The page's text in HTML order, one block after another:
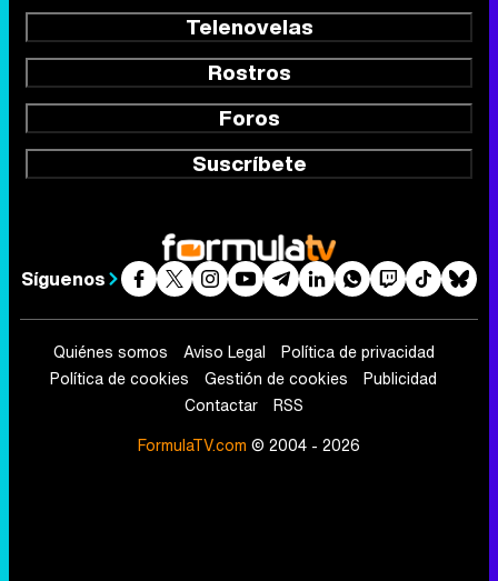
Telenovelas
Rostros
Foros
Suscríbete
Síguenos
Quiénes somos Aviso Legal
Política de privacidad
Política de cookies
Gestión de cookies
Publicidad
Contactar
RSS
FormulaTV.com © 2004 - 2026